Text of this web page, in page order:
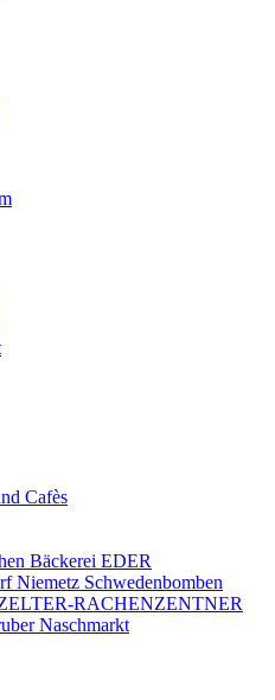
Cafès
Bäckerei EDER
Niemetz Schwedenbomben
RACHENZENTNER
Naschmarkt